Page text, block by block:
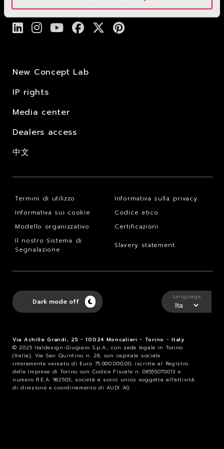
New Concept Lab
IP rights
Media center
Dealers access
中文
Termini di utilizzo
Informativa sulla privacy
Informativa sui cookie
Codice etico
Modello organizzativo
Certificazioni
Il nostro Sistema di
Segnalazione
Slavery statement
Via Achille Grandi, 25 - 10024 Moncalieri - Torino - Italy
© 2025 Italdesign-Giugiaro S.p.A., con sede legale in Torino
(Italia), Via San Quintino n. 28, con capitale sociale
interamente versato di Euro 75.000.000,00, iscritta al Registro
delle Imprese di Torino con Codice Fiscale n. 08555070013 e
numero R.E.A. 982503, società a socio unico soggetta all'attività
di direzione e coordinamento di AUDI AG.
Dark mode off
Language